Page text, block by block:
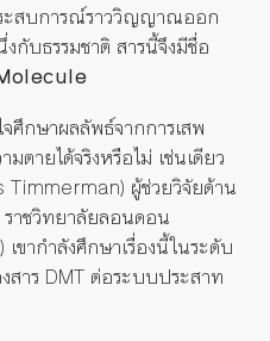
ระสบการณ์ราววิญญาณออก
กับธรรมชาติ สารนี้จึงมีชื่อ
ศึกษาผลลัพธ์จากการเสพ
ตายได้จริงหรือไม่ เช่นเดียว
Timmerman) ผู้ช่วยวิจัยด้าน
าชวิทยาลัยลอนดอน
ากำลังศึกษาเรื่องนี้ในระดับ
าร DMT ต่อระบบประสาท